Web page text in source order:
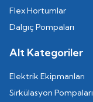
Flex Hortumlar
Dalgıç Pompaları
Alt Kategoriler
Elektrik Ekipmanları
Sirkülasyon Pompaları